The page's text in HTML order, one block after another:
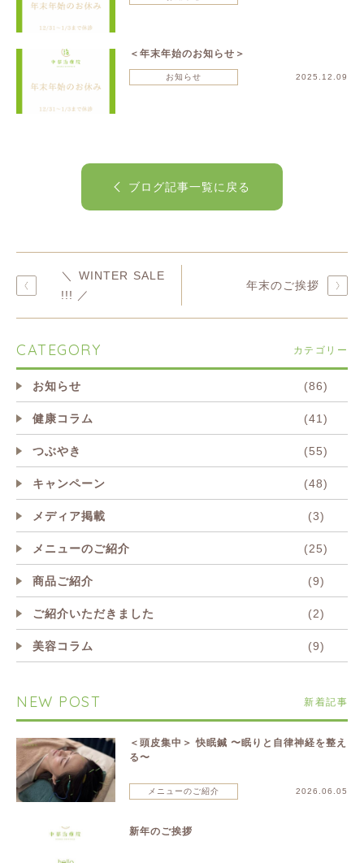
＜年末年始のお知らせ＞
お知らせ 2025.12.09
ブログ記事一覧に戻る
＼ WINTER SALE
!!! ／
年末のご挨拶
CATEGORY カテゴリー
お知らせ (86)
健康コラム (41)
つぶやき (55)
キャンペーン (48)
メディア掲載 (3)
メニューのご紹介 (25)
商品ご紹介 (9)
ご紹介いただきました (2)
美容コラム (9)
NEW POST 新着記事
＜頭皮集中＞ 快眠鍼 〜眠りと自律神経を整え
る〜
メニューのご紹介 2026.06.05
新年のご挨拶